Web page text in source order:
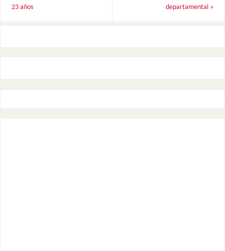
23 años
departamental »